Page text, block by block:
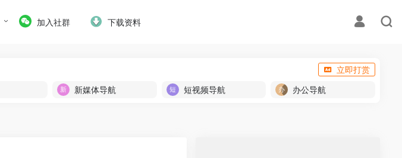
加入社群 下载资料
立即打赏
新媒体导航 短视频导航 办公导航